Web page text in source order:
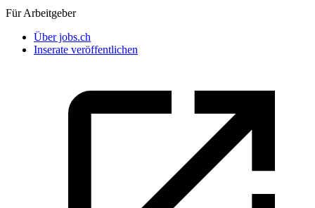
Für Arbeitgeber
Über jobs.ch
Inserate veröffentlichen